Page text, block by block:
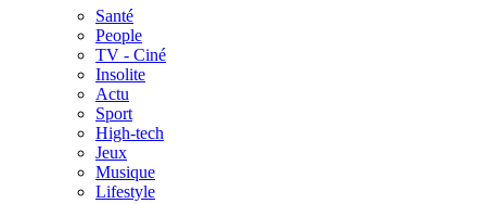
Santé
People
TV - Ciné
Insolite
Actu
Sport
High-tech
Jeux
Musique
Lifestyle